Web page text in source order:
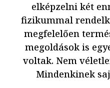
elképzelni két
fizikummal
megfelelően
megoldások is
voltak. Nem
Mindenkinek